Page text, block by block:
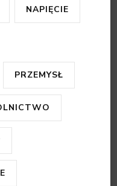
NAPIĘCIE
PRZEMYSŁ